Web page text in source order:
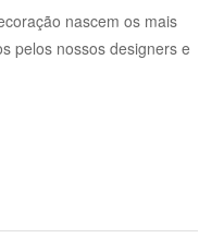
nascem os mais
pelos nossos designers e